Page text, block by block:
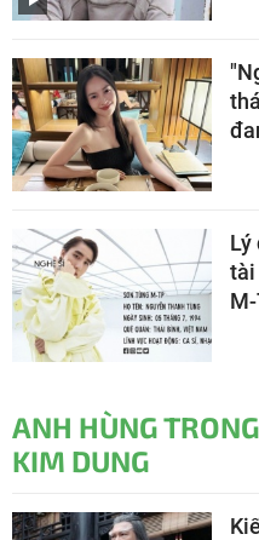
Lý
tài
ANH HÙNG
KIM DUNG